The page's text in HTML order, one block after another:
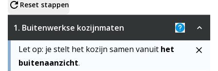
Reset stappen
1. Buitenwerkse kozijnmaten
Uitleg: De
Let op: je stelt het kozijn samen vanuit het
buitenaanzicht.